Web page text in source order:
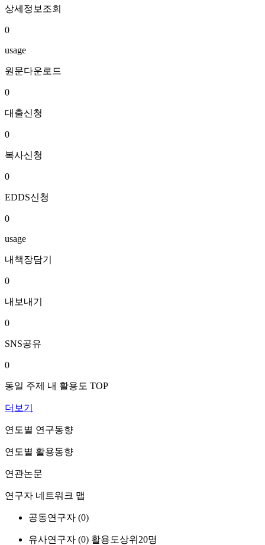
상세정보조회
0
usage
원문다운로드
0
대출신청
0
복사신청
0
EDDS신청
0
usage
내책장담기
0
내보내기
0
SNS공유
0
동일 주제 내 활용도 TOP
더보기
연도별 연구동향
연도별 활용동향
연관논문
연구자 네트워크 맵
공동연구자 (0)
유사연구자 (0) 활용도상위20명